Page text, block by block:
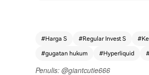
#Harga S #Regular Invest S #
#gugatan hukum #Hyperliquid
Penulis: @giantcutie666